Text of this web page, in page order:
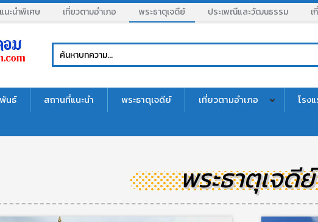
นะนำพิเศษ เที่ยวตามอำเภอ พระธาตุเจดีย์ ประเพณีและวัฒนธรรม เ
นธ์ สถานที่แนะนำ พระธาตุเจดีย์ เที่ยวตามอำเภอ โรง
พระธาตุเจดีย์